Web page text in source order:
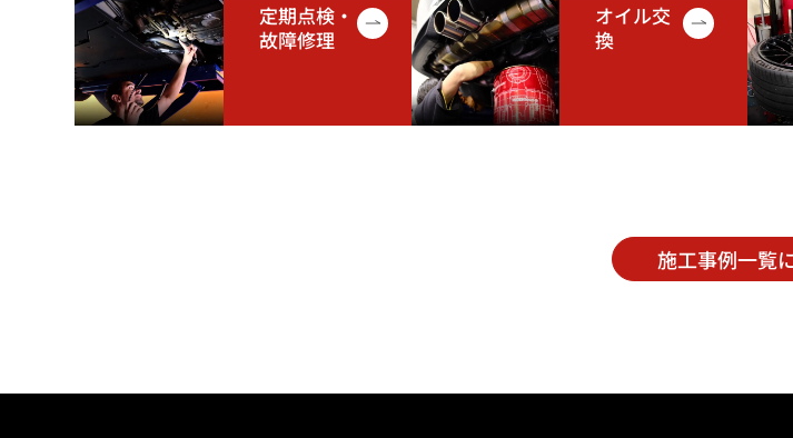
定期点検・
故障修理
オイル交
換
施工事例一覧